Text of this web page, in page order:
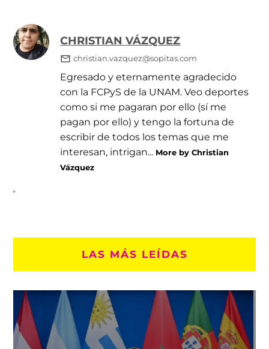
CHRISTIAN VÁZQUEZ
christian.vazquez@sopitas.com
Egresado y eternamente agradecido
con la FCPyS de la UNAM. Veo deportes
como si me pagaran por ello (sí me
pagan por ello) y tengo la fortuna de
escribir de todos los temas que me
interesan, intrigan... More by Christian
Vázquez
LAS MÁS LEÍDAS